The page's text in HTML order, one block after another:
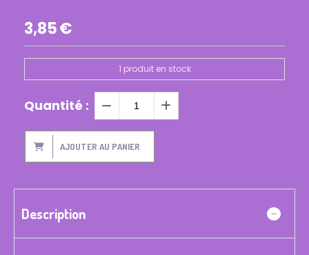
3,85€
1 produit en stock
Quantité :
AJOUTER AU PANIER
Description